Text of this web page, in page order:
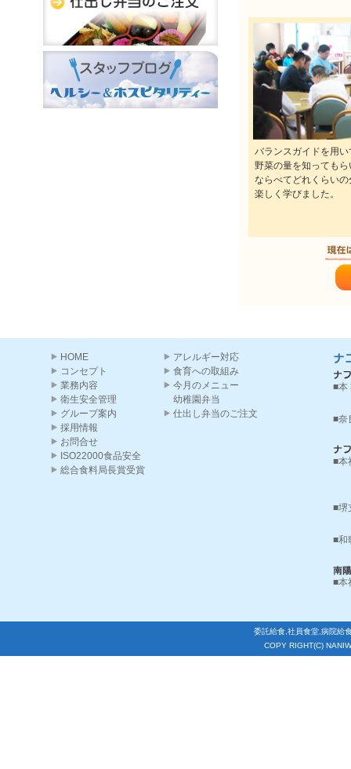
バランスガイドを用
野菜の量を知っても
ならべてどれくらい
楽しく学びました。
HOME
コンセプト
業務内容
衛生安全管理
グループ案内
採用情報
お問合せ
ISO22000食品安全
総合食料局長賞受賞
アレルギー対応
食育への取組み
今月のメニュー
幼稚園弁当
仕出し弁当のご注文
■本
■奈
■本
■堺
■和
■本
委託給食,社員食堂,病院給
COPY RIGHT(C)